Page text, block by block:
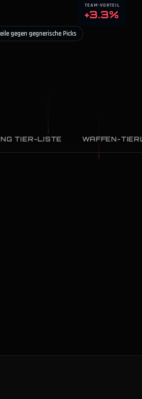
gegen gegnerische Picks
TEAM-VORTEIL
+3.3%
TIER-LISTE WAFFEN-